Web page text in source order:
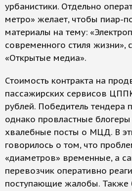
урбанистики. Отдельно
метро» желает, чтобы пиар-
материалы на тему:
современного стиля жизни»,
«Открытые медиа».
Стоимость контракта на
пассажирских сервисов
рублей. Победитель тендера
однако провластные
хвалебные посты о МЦД. В
говорилось о том, что
«диаметров» временные, а
перевозчик оперативно
поступающие жалобы. Также